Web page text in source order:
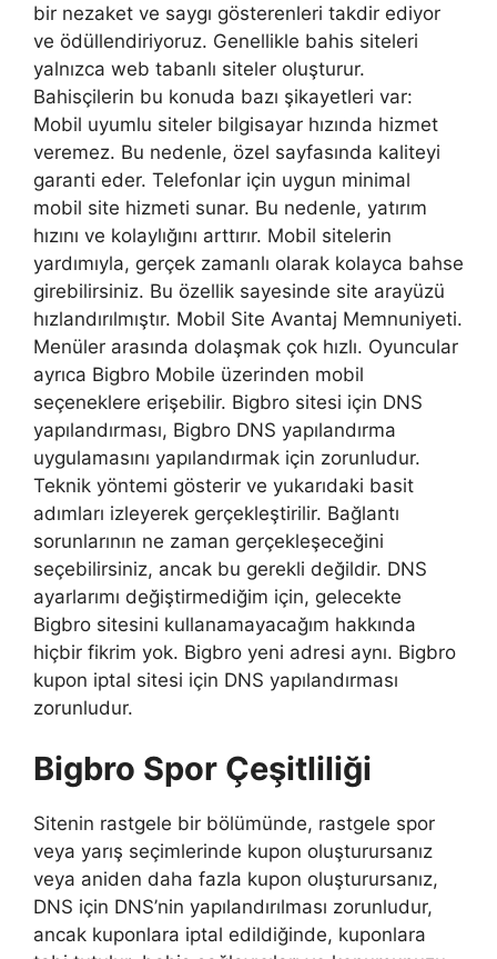
bir nezaket ve saygı gösterenleri takdir ediyor
ve ödüllendiriyoruz. Genellikle bahis siteleri
yalnızca web tabanlı siteler oluşturur.
Bahisçilerin bu konuda bazı şikayetleri var:
Mobil uyumlu siteler bilgisayar hızında hizmet
veremez. Bu nedenle, özel sayfasında kaliteyi
garanti eder. Telefonlar için uygun minimal
mobil site hizmeti sunar. Bu nedenle, yatırım
hızını ve kolaylığını arttırır. Mobil sitelerin
yardımıyla, gerçek zamanlı olarak kolayca bahse
girebilirsiniz. Bu özellik sayesinde site arayüzü
hızlandırılmıştır. Mobil Site Avantaj Memnuniyeti.
Menüler arasında dolaşmak çok hızlı. Oyuncular
ayrıca Bigbro Mobile üzerinden mobil
seçeneklere erişebilir. Bigbro sitesi için DNS
yapılandırması, Bigbro DNS yapılandırma
uygulamasını yapılandırmak için zorunludur.
Teknik yöntemi gösterir ve yukarıdaki basit
adımları izleyerek gerçekleştirilir. Bağlantı
sorunlarının ne zaman gerçekleşeceğini
seçebilirsiniz, ancak bu gerekli değildir. DNS
ayarlarımı değiştirmediğim için, gelecekte
Bigbro sitesini kullanamayacağım hakkında
hiçbir fikrim yok. Bigbro yeni adresi aynı. Bigbro
kupon iptal sitesi için DNS yapılandırması
zorunludur.
Bigbro Spor Çeşitliliği
Sitenin rastgele bir bölümünde, rastgele spor
veya yarış seçimlerinde kupon oluşturursanız
veya aniden daha fazla kupon oluşturursanız,
DNS için DNS’nin yapılandırılması zorunludur,
ancak kuponlara iptal edildiğinde, kuponlara